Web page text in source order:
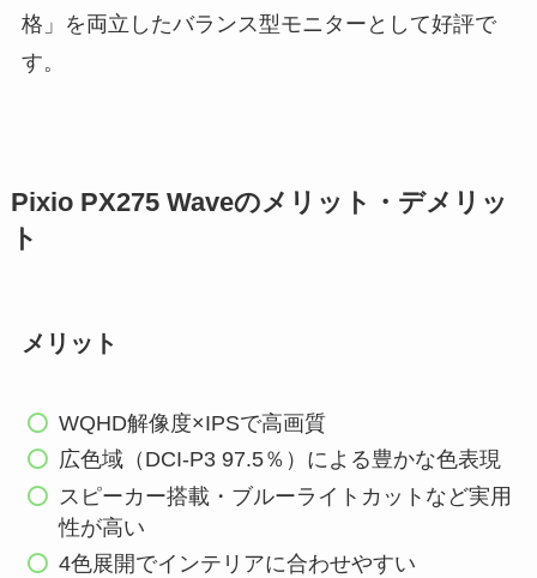
格」を両立したバランス型モニターとして好評で
す。
Pixio PX275 Waveのメリット・デメリッ
ト
メリット
WQHD解像度×IPSで高画質
広色域（DCI-P3 97.5％）による豊かな色表現
スピーカー搭載・ブルーライトカットなど実用
性が高い
4色展開でインテリアに合わせやすい